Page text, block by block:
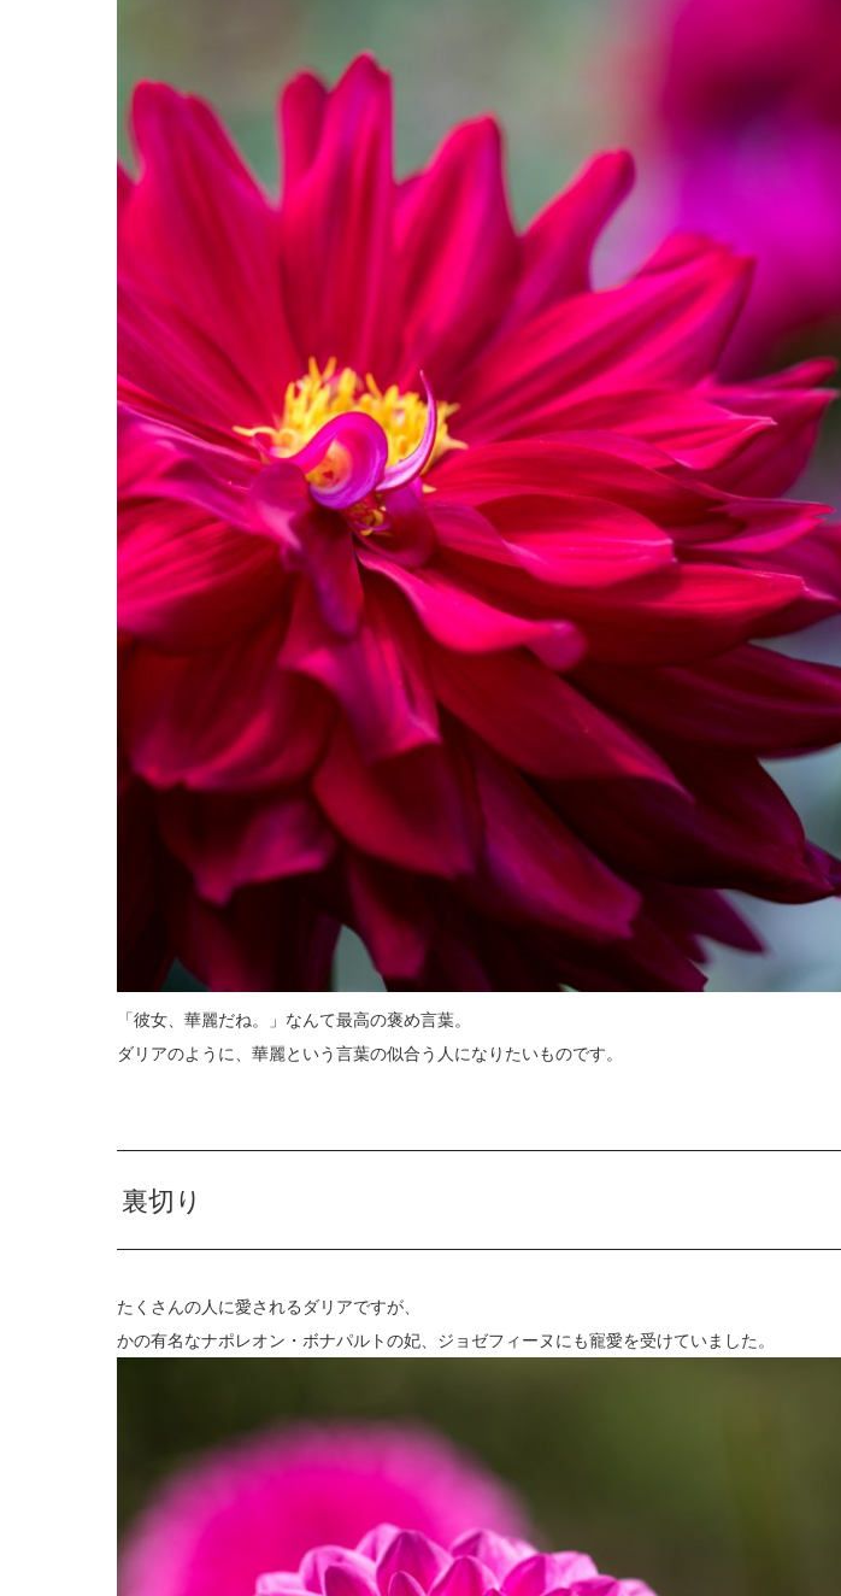
「彼女、華麗だね。」なんて最高の褒め言葉。
ダリアのように、華麗という言葉の似合う人になりたいものです。
裏切り
たくさんの人に愛されるダリアですが、
かの有名なナポレオン・ボナパルトの妃、ジョゼフィーヌにも寵愛を受けていました。